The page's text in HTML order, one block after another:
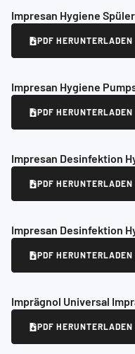
Impresan Hygiene
PDF HERUNTERLADEN
Impresan Hygiene
PDF HERUNTERLADEN
Impresan Desinfektion
PDF HERUNTERLADEN
Impresan Desinfektion
PDF HERUNTERLADEN
Imprägnol Universal
PDF HERUNTERLADEN